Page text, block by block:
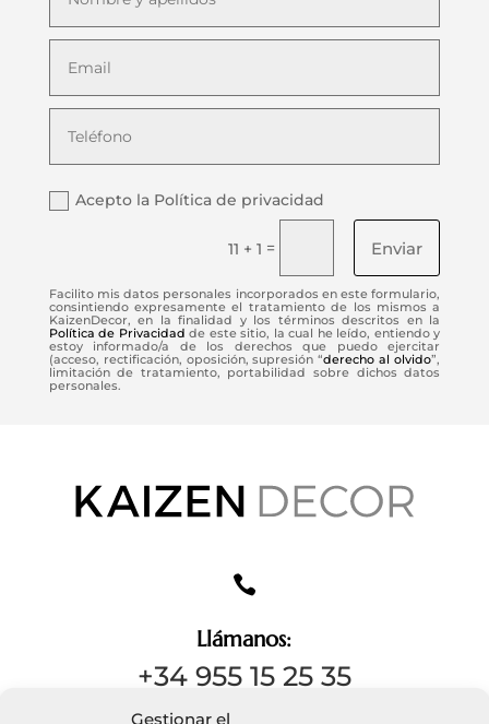
Gestionar el
Acepto la Política de privacidad
11 + 1 = Enviar
Facilito mis datos personales incorporados en este formulario,
consintiendo expresamente el tratamiento de los mismos a
KaizenDecor, en la finalidad y los términos descritos en la
Política de Privacidad de este sitio, la cual he leído, entiendo y
estoy informado/a de los derechos que puedo ejercitar
(acceso, rectificación, oposición, supresión “derecho al olvido”,
limitación de tratamiento, portabilidad sobre dichos datos
personales.

Llámanos:
+34 955 15 25 35